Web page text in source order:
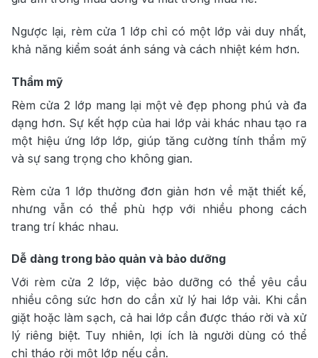
Ngược lại, rèm cửa 1 lớp chỉ có một lớp vải duy nhất,
khả năng kiểm soát ánh sáng và cách nhiệt kém hơn.
Thẩm mỹ
Rèm cửa 2 lớp mang lại một vẻ đẹp phong phú và đa
dạng hơn. Sự kết hợp của hai lớp vải khác nhau tạo ra
một hiệu ứng lớp lớp, giúp tăng cường tính thẩm mỹ
và sự sang trọng cho không gian.
Rèm cửa 1 lớp thường đơn giản hơn về mặt thiết kế,
nhưng vẫn có thể phù hợp với nhiều phong cách
trang trí khác nhau.
Dễ dàng trong bảo quản và bảo dưỡng
Với rèm cửa 2 lớp, việc bảo dưỡng có thể yêu cầu
nhiều công sức hơn do cần xử lý hai lớp vải. Khi cần
giặt hoặc làm sạch, cả hai lớp cần được tháo rời và xử
lý riêng biệt. Tuy nhiên, lợi ích là người dùng có thể
chỉ tháo rời một lớp nếu cần.